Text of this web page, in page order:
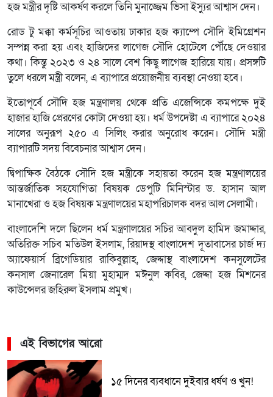
হজ মন্ত্রীর দৃষ্টি আকর্ষণ করলে তিনি মুনাজ্জেম ভিসা ইস্যুর আশ্বাস দেন।
রোড টু মক্কা কর্মসূচির আওতায় ঢাকার হজ ক্যাম্পে সৌদি ইমিগ্রেশন
সম্পন্ন করা হয় এবং হাজিদের লাগেজ সৌদি হোটেলে পৌঁছে দেওয়ার
কথা। কিন্তু ২০২৩ ও ২৪ সালে বেশ কিছু লাগেজ হারিয়ে যায়। প্রসঙ্গটি
তুলে ধরলে মন্ত্রী বলেন, এ ব্যাপারে প্রয়োজনীয় ব্যবস্থা নেওয়া হবে।
ইতোপূর্বে সৌদি হজ মন্ত্রণালয় থেকে প্রতি এজেন্সিকে কমপক্ষে দুই
হাজার হাজি প্রেরণের কোটা দেওয়া হয়। ধর্ম উপদেষ্টা এ ব্যাপারে ২০২৪
সালের অনুরূপ ২৫০ এ সিলিং করার অনুরোধ করেন। সৌদি মন্ত্রী
ব্যাপারটি সদয় বিবেচনার আশ্বাস দেন।
দ্বিপাক্ষিক বৈঠকে সৌদি হজ মন্ত্রীকে সহায়তা করেন হজ মন্ত্রণালয়ের
আন্তর্জাতিক সহযোগিতা বিষয়ক ডেপুটি মিনিস্টার ড. হাসান আল
মানাখেরা ও হজ বিষয়ক মন্ত্রণালয়ের মহাপরিচালক বদর আল সেলামী।
বাংলাদেশি দলে ছিলেন ধর্ম মন্ত্রণালয়ের সচির আবদুল হামিদ জমাদ্দার,
অতিরিক্ত সচিব মতিউল ইসলাম, রিয়াদস্থ বাংলাদেশ দূতাবাসের চার্জ দ্য
অ্যাফেয়ার্স ব্রিগেডিয়ার রাকিবুল্লাহ, জেদ্দাস্থ বাংলাদেশ কনসুলেটের
কনসাল জেনারেল মিয়া মুহাম্মদ মঈনুল কবির, জেদ্দা হজ মিশনের
কাউন্সেলর জহিরুল ইসলাম প্রমুখ।
এই বিভাগের আরো
১৫ দিনের ব্যবধানে দুইবার ধর্ষণ ও খুন!